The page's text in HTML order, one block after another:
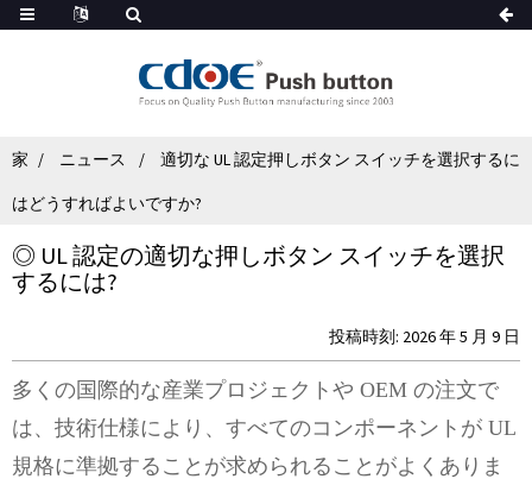
家 ニュース 適切な UL 認定押しボタン スイッチを選択するに
はどうすればよいですか?
◎ UL 認定の適切な押しボタン スイッチを選択
するには?
投稿時刻: 2026 年 5 月 9 日
多くの国際的な産業プロジェクトや OEM の注文で
は、技術仕様により、すべてのコンポーネントが UL
規格に準拠することが求められることがよくありま